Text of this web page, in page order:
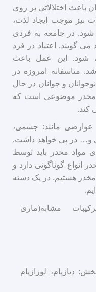
اختلالاتی بر روی
نیز موجب ایجاد لذت،
در جامعه به فردی
گویند. اعتیاد در فرد
شود. این عمل باعث
متاسفانه امروزه در
و جوانان در حال
مخدر موضوعی است که
کند.
عوارضی مانند: جسمی،
و… در پی خواهد داشت.
مواد مخدر باید توسط
انواع گوناگونی دارد و
مخدر هستیم. در یک دسته
مشابه(ماری
دیازپام، لورازپام